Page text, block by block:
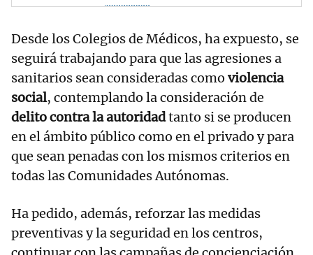
Desde los Colegios de Médicos, ha expuesto, se
seguirá trabajando para que las agresiones a
sanitarios sean consideradas como violencia
social, contemplando la consideración de
delito contra la autoridadtanto si se producen
en el ámbito público como en el privado y para
que sean penadas con los mismos criterios en
todas las Comunidades Autónomas.
Ha pedido, además, reforzar las medidas
preventivas y la seguridad en los centros,